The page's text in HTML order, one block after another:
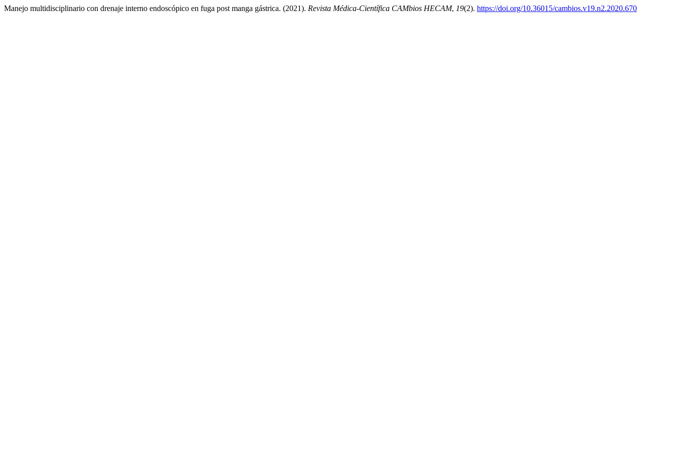
Manejo multidisciplinario con drenaje interno endoscópico en fuga post manga gástrica. (2021). Revista Médica-Científica CAMbios HECAM, 19(2). https://doi.org/10.36015/cambios.v19.n2.2020.670